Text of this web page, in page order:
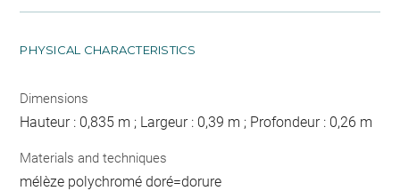
PHYSICAL CHARACTERISTICS
Dimensions
Hauteur : 0,835 m ; Largeur : 0,39 m ; Profondeur : 0,26 m
Materials and techniques
mélèze polychromé doré=dorure